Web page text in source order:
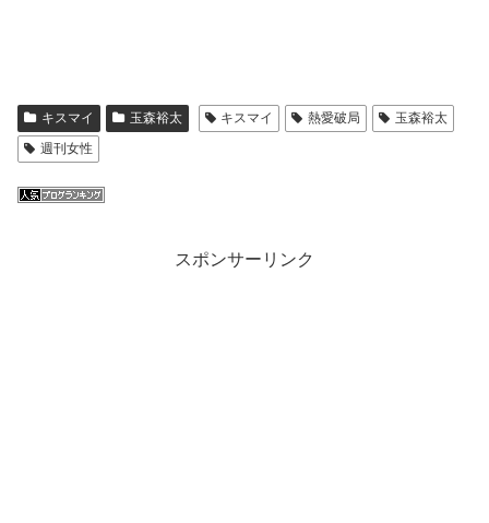
キスマイ 玉森裕太 キスマイ 熱愛破局
玉森裕太
週刊女性
スポンサーリンク